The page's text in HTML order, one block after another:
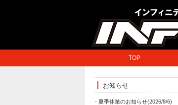
TOP
お知らせ
- 夏季休業のお知らせ(2026/8/6)